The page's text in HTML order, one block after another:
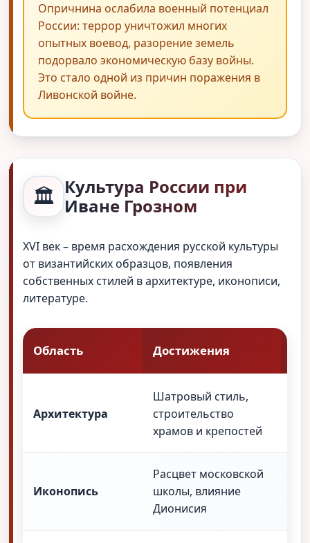
Опричнина ослабила военный потенциал
России: террор уничтожил многих
опытных воевод, разорение земель
подорвало экономическую базу войны.
Это стало одной из причин поражения в
Ливонской войне.
🏛️ Культура России при
Иване Грозном
XVI век – время расхождения русской культуры
от византийских образцов, появления
собственных стилей в архитектуре, иконописи,
литературе.
Область Достижения
Архитектура
Шатровый стиль,
строительство
храмов и крепостей
Иконопись
Расцвет московской
школы, влияние
Дионисия